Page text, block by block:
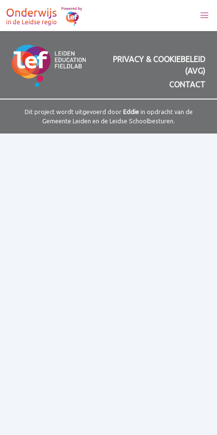
PRIVACY & COOKIEBELEID
(AVG)
CONTACT
Dit project wordt uitgevoerd door Eddiein opdracht van de
Gemeente Leiden en de Leidse Schoolbesturen.